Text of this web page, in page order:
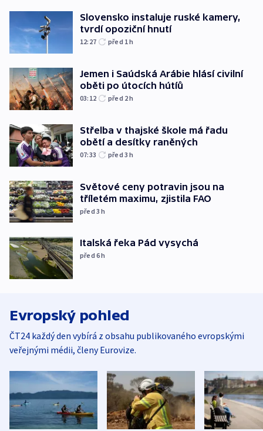
Slovensko instaluje ruské kamery,
tvrdí opoziční hnutí
12:27 před 1h
Jemen i Saúdská Arábie hlásí civilní
oběti po útocích hútíů
03:12 před 2h
Střelba v thajské škole má řadu
obětí a desítky raněných
07:33 před 3h
Světové ceny potravin jsou na
tříletém maximu, zjistila FAO
před 3h
Italská řeka Pád vysychá
před 6h
Evropský pohled
ČT24 každý den vybírá z obsahu publikovaného evropskými
veřejnými médii, členy Eurovize.